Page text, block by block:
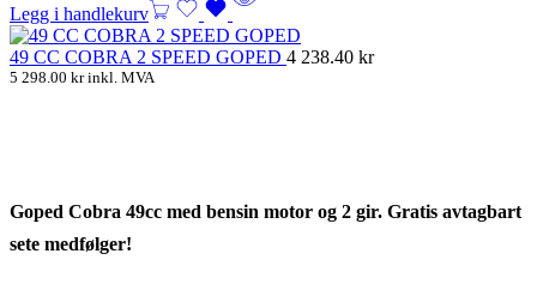
Legg i handlekurv
49 CC COBRA 2 SPEED GOPED 4 238.40 kr
5 298.00 krinkl. MVA
Goped Cobra 49cc med bensin motor og 2 gir. Gratis avtagbart
sete medfølger!